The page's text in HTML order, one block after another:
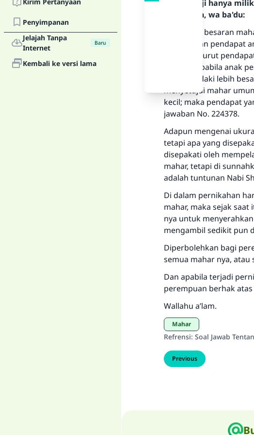
Penyimpanan
Jelajah Tanpa
Internet
Baru
Kembali ke versi lama
Segala puji hanya
Rasulullah, wa ba'du:
Ketentuan besaran
perselisihan pendapat
maka menurut
berlaku; apabila anak
menghendaki lebih
menyetujui mahar
kecil; maka pendapat
jawaban No. 224378.
Adapun mengenai
tetapi apa yang
disepakati oleh
mahar, tetapi di
adalah tuntunan Nabi
Di dalam pernikahan
mahar, maka sejak
nya untuk
mengambil sedikit pun
Diperbolehkan bagi
semua mahar nya, atau
Dan apabila terjadi
perempuan berhak
Wallahu a’lam.
Mahar
Refrensi: Soal Jawab
Previous
Bantu
"Siapa